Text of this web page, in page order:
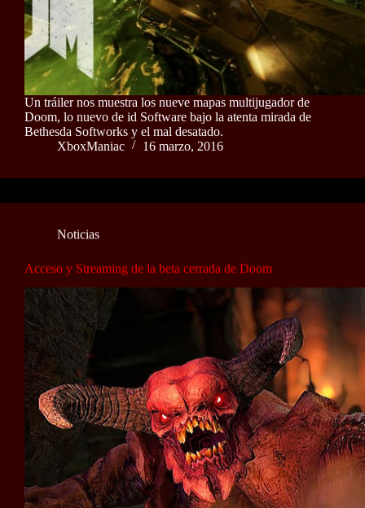
Un tráiler nos muestra los nueve mapas multijugador de
Doom, lo nuevo de id Software bajo la atenta mirada de
Bethesda Softworks y el mal desatado.
XboxManiac
16 marzo, 2016
Noticias
Acceso y Streaming de la beta cerrada de Doom